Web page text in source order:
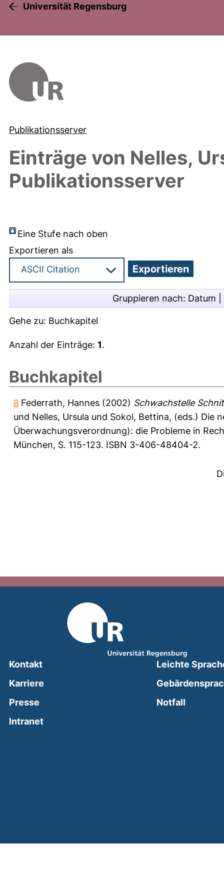
Universität Regensburg
Publikationsserver
Einträge von Nelles,
Publikationsserver
Eine Stufe nach oben
Exportieren als
Gruppieren nach: Datum
Gehe zu: Buchkapitel
Anzahl der Einträge: 1.
Buchkapitel
Federrath, Hannes (2002) Schwachstelle
und Nelles, Ursula und Sokol, Bettina, (eds.) Die
Überwachungsverordnung): die Probleme in
München, S. 115-123. ISBN 3-406-48404-2.
Kontakt
Karriere
Presse
Intranet(external link, opens in a new window)
Leichte
Notfall